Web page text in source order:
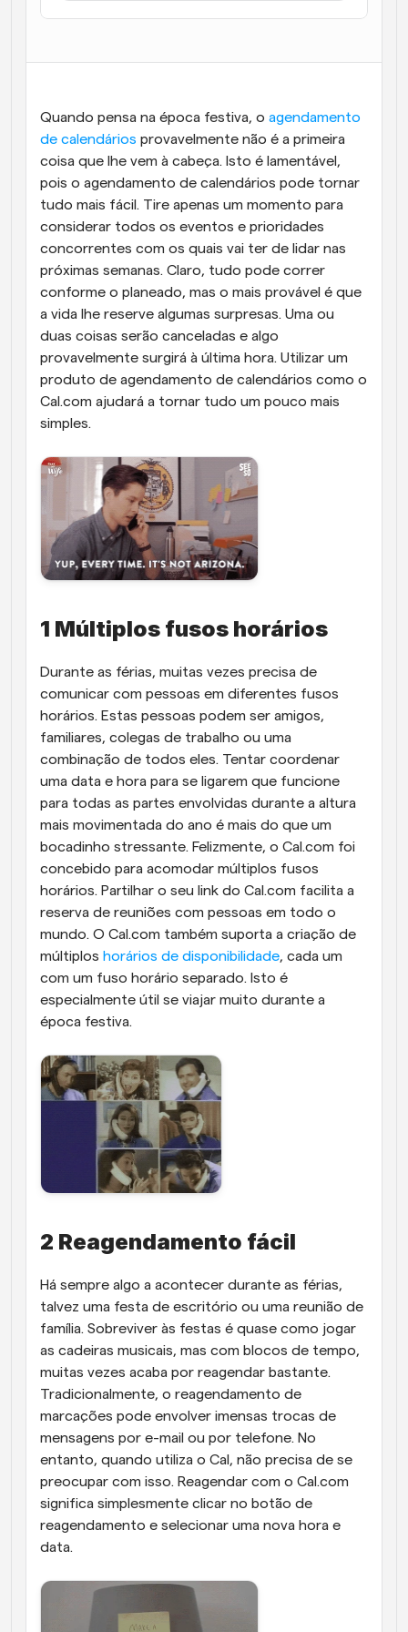
Agendamento potenciado com chamadas
impulsionadas por IA
atualizações
Reuniões Instantâneas
Reunião com clientes em minutos
Links de Grupo Dinâmico
Agende reuniões de forma fluida com várias pessoas
Webhooks
Receba notificações quando algo acontecer
Quando pensa na época festiva, o agendamento
de calendários provavelmente não é a primeira
coisa que lhe vem à cabeça. Isto é lamentável,
pois o agendamento de calendários pode tornar
tudo mais fácil. Tire apenas um momento para
considerar todos os eventos e prioridades
concorrentes com os quais vai ter de lidar nas
próximas semanas. Claro, tudo pode correr
conforme o planeado, mas o mais provável é que
a vida lhe reserve algumas surpresas. Uma ou
duas coisas serão canceladas e algo
provavelmente surgirá à última hora. Utilizar um
produto de agendamento de calendários como o
Cal.com ajudará a tornar tudo um pouco mais
simples.
1 Múltiplos fusos horários
Durante as férias, muitas vezes precisa de
comunicar com pessoas em diferentes fusos
horários. Estas pessoas podem ser amigos,
familiares, colegas de trabalho ou uma
combinação de todos eles. Tentar coordenar
uma data e hora para se ligarem que funcione
para todas as partes envolvidas durante a altura
mais movimentada do ano é mais do que um
bocadinho stressante. Felizmente, o Cal.com foi
concebido para acomodar múltiplos fusos
horários. Partilhar o seu link do Cal.com facilita a
reserva de reuniões com pessoas em todo o
mundo. O Cal.com também suporta a criação de
múltiplos horários de disponibilidade, cada um
com um fuso horário separado. Isto é
especialmente útil se viajar muito durante a
época festiva.
2 Reagendamento fácil
Há sempre algo a acontecer durante as férias,
talvez uma festa de escritório ou uma reunião de
família. Sobreviver às festas é quase como jogar
as cadeiras musicais, mas com blocos de tempo,
muitas vezes acaba por reagendar bastante.
Tradicionalmente, o reagendamento de
marcações pode envolver imensas trocas de
mensagens por e-mail ou por telefone. No
entanto, quando utiliza o Cal, não precisa de se
preocupar com isso. Reagendar com o Cal.com
significa simplesmente clicar no botão de
reagendamento e selecionar uma nova hora e
data.